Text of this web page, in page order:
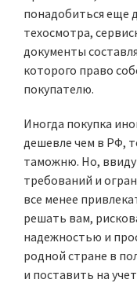
понадобиться еще
техосмотра,
документы
которого право
покупателю.
Иногда покупка
дешевле чем в РФ,
таможню. Но, ввиду
требований и
все менее
решать вам,
надежностью и
родной стране в
и поставить на